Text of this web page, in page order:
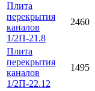
Плита
перекрытия
каналов
1/2П-21.8
2460
Плита
перекрытия
каналов
1/2П-22.12
1495